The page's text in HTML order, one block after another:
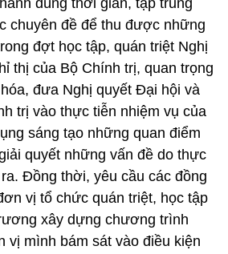
đúng thời gian, tập trung
chuyên đề để thu được những
đợt học tập, quán triệt Nghị
thị của Bộ Chính trị, quan trọng
đưa Nghị quyết Đại hội và
trị vào thực tiễn nhiệm vụ của
sáng tạo những quan điểm
quyết những vấn đề do thực
Đồng thời, yêu cầu các đồng
vị tổ chức quán triệt, học tập
xây dựng chương trình
vị mình bám sát vào điều kiện